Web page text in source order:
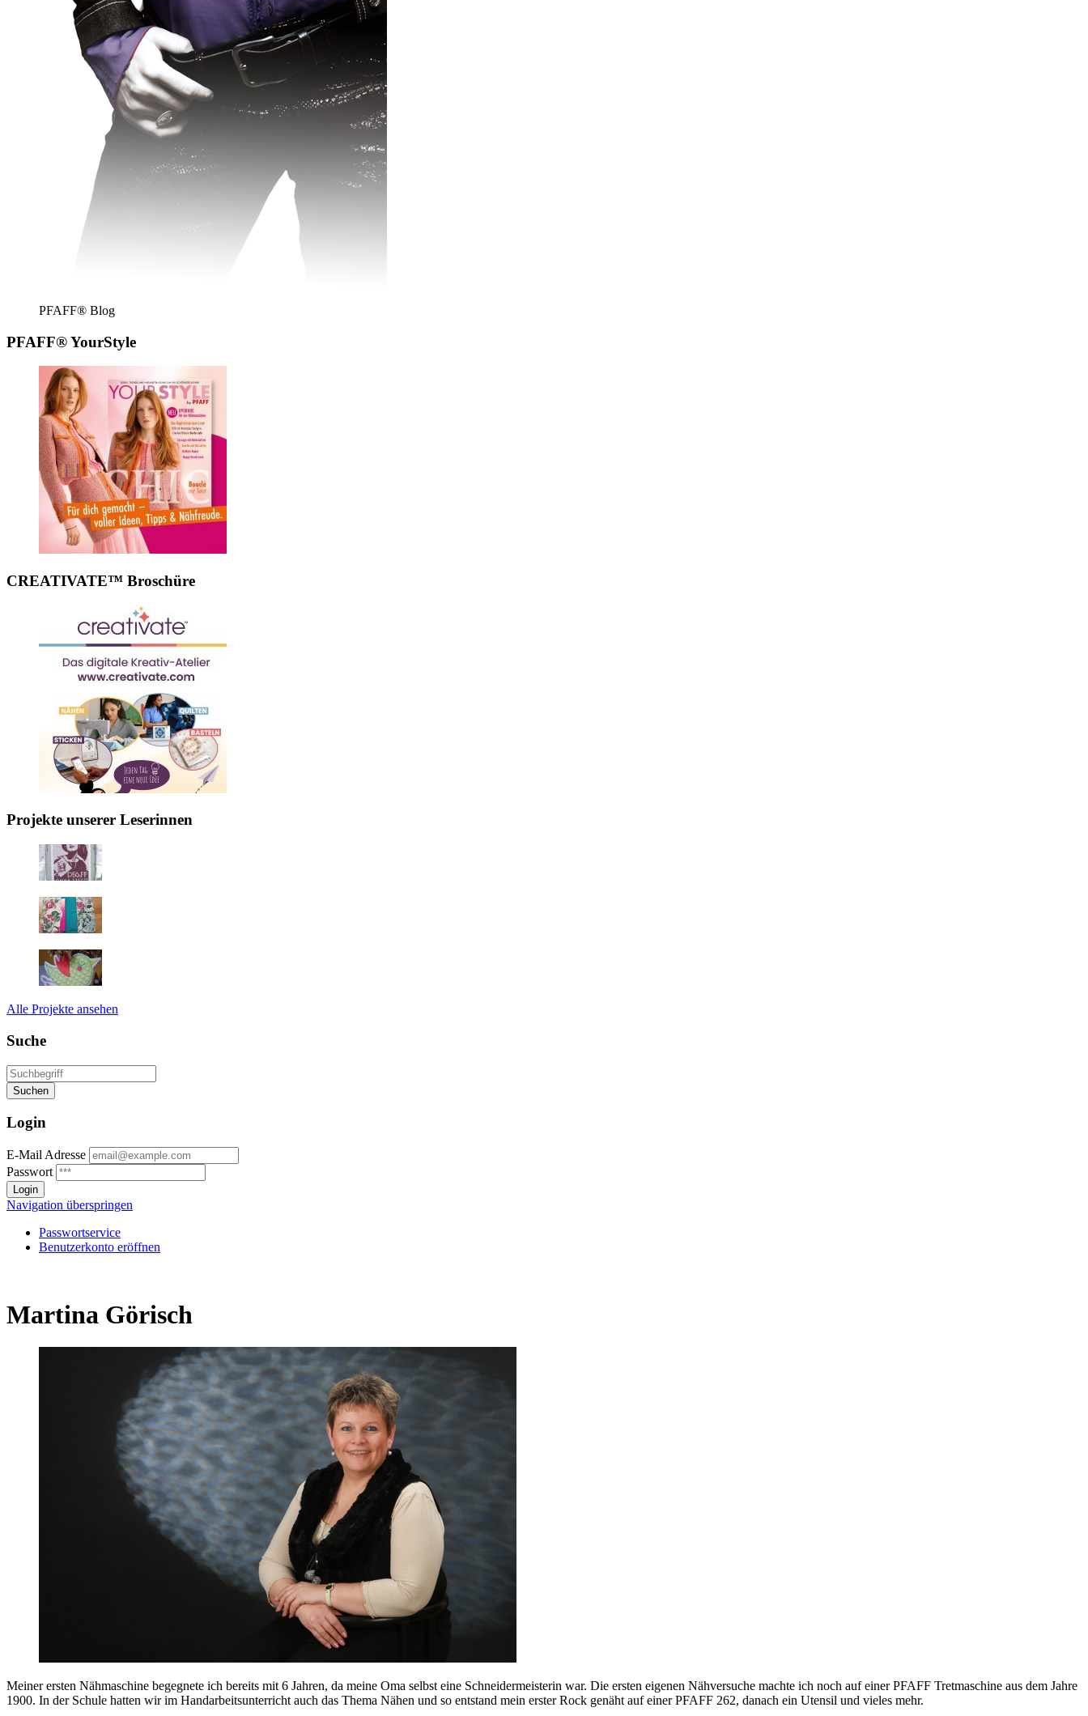
PFAFF® Blog
PFAFF® YourStyle
CREATIVATE™ Broschüre
Projekte unserer Leserinnen
Alle Projekte ansehen
Suche
Login
E-Mail Adresse
Passwort
Navigation überspringen
Passwortservice
Benutzerkonto eröffnen
Martina Görisch
Meiner ersten Nähmaschine begegnete ich bereits mit 6 Jahren, da meine Oma selbst eine Schneidermeisterin war. Die ersten eigenen Nähversuche machte ich noch auf einer PFAFF Tretmaschine aus dem Jahre
1900. In der Schule hatten wir im Handarbeitsunterricht auch das Thema Nähen und so entstand mein erster Rock genäht auf einer PFAFF 262, danach ein Utensil und vieles mehr.